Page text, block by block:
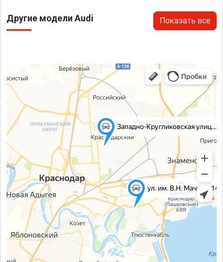
Другие модели Audi Показать все